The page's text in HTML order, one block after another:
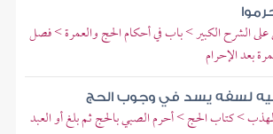
الشرح الكبير > باب في أحكام الحج والعمرة > فصل
بعد الإحرام
لسفه يسد في وجوب الحج
> كتاب الحج > أحرم الصبي بالحج ثم بلغ أو العبد